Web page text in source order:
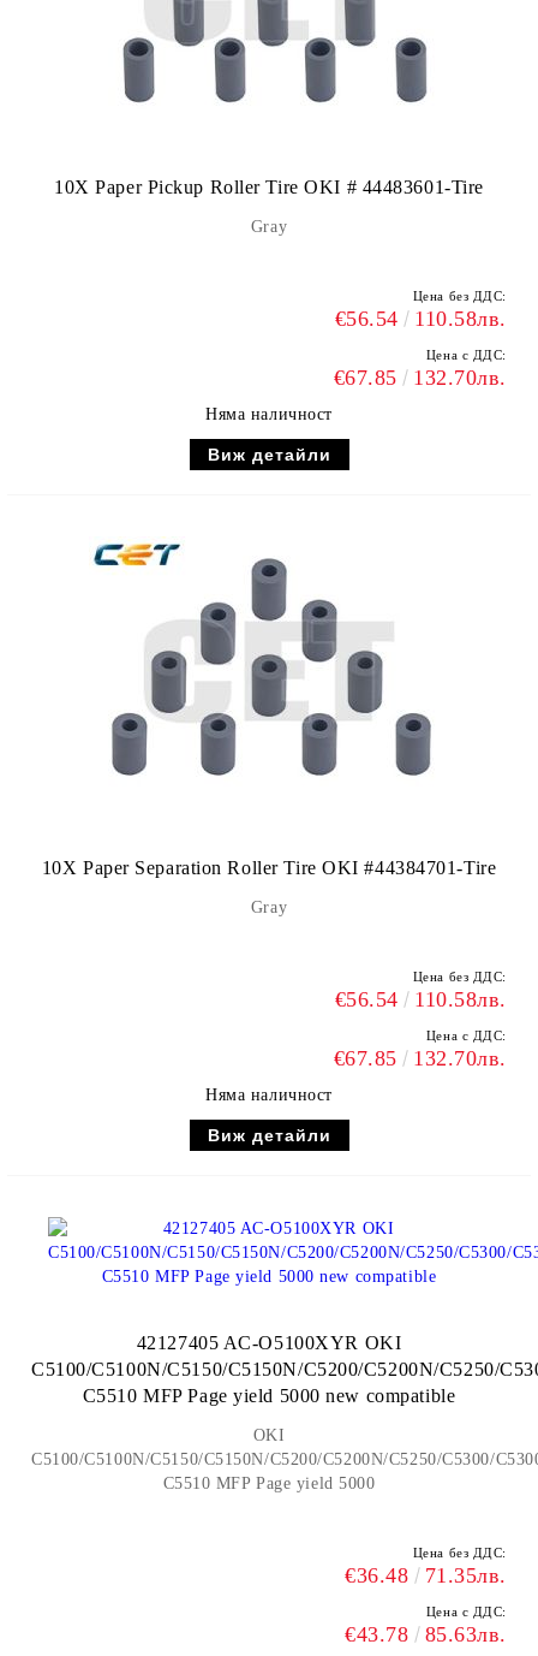
10X Paper Pickup Roller Tire OKI # 44483601-Tire
Gray
Цена без ДДС:
€56.54 110.58лв.
Цена с ДДС:
€67.85 132.70лв.
Няма наличност
Виж детайли
10X Paper Separation Roller Tire OKI #44384701-Tire
Gray
Цена без ДДС:
€56.54 110.58лв.
Цена с ДДС:
€67.85 132.70лв.
Няма наличност
Виж детайли
42127405 AC-O5100XYR OKI
C5100/C5100N/C5150/C5150N/C5200/C5200N/C5250/
C5510 MFP Page yield 5000 new compatible
OKI
C5100/C5100N/C5150/C5150N/C5200/C5200N/C5250/C5300/
C5510 MFP Page yield 5000
Цена без ДДС:
€36.48 71.35лв.
Цена с ДДС:
€43.78 85.63лв.